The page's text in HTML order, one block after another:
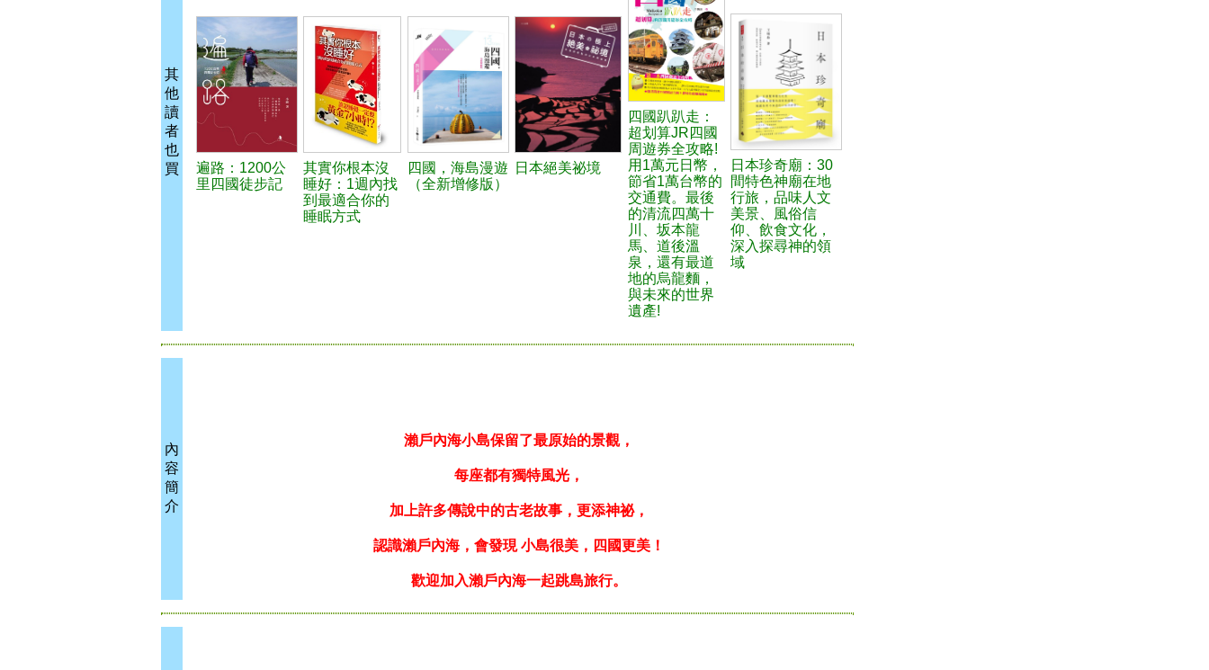
其
他
讀
者
也
買
遍路：1200公
里四國徒步記
其實你根本沒
睡好：1週內找
到最適合你的
睡眠方式
四國，海島漫遊
（全新增修版）
日本絕美祕境
四國趴趴走：
超划算JR四國
周遊券全攻略!
用1萬元日幣，
節省1萬台幣的
交通費。最後
的清流四萬十
川、坂本龍
馬、道後溫
泉，還有最道
地的烏龍麵，
與未來的世界
遺產!
日本珍奇廟：30
間特色神廟在地
行旅，品味人文
美景、風俗信
仰、飲食文化，
深入探尋神的領
域
內
容
簡
介
瀨戶內海小島保留了最原始的景觀，
每座都有獨特風光，
加上許多傳說中的古老故事，更添神祕，
認識瀨戶內海，會發現 小島很美，四國更美！
歡迎加入瀨戶內海一起跳島旅行。